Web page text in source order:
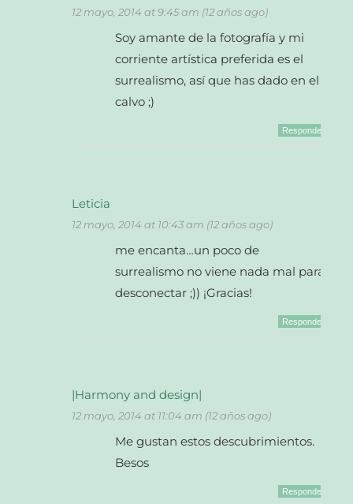
12 mayo, 2014 at 9:45 am (12 años ago)
Soy amante de la fotografía y mi
corriente artística preferida es el
surrealismo, así que has dado en el
calvo ;)
Responder
Leticia
12 mayo, 2014 at 10:43 am (12 años ago)
me encanta…un poco de
surrealismo no viene nada mal para
desconectar ;)) ¡Gracias!
Responder
|Harmony and design|
12 mayo, 2014 at 11:04 am (12 años ago)
Me gustan estos descubrimientos.
Besos
Responder